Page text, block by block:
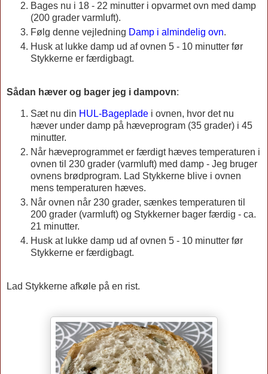
Bages nu i 18 - 22 minutter i opvarmet ovn med damp
(200 grader varmluft).
Følg denne vejledning Damp i almindelig ovn.
Husk at lukke damp ud af ovnen 5 - 10 minutter før
Stykkerne er færdigbagt.
Sådan hæver og bager jeg i dampovn:
Sæt nu din HUL-Bageplade i ovnen, hvor det nu
hæver under damp på hæveprogram (35 grader) i 45
minutter.
Når hæveprogrammet er færdigt hæves temperaturen i
ovnen til 230 grader (varmluft) med damp - Jeg bruger
ovnens brødprogram. Lad Stykkerne blive i ovnen
mens temperaturen hæves.
Når ovnen når 230 grader, sænkes temperaturen til
200 grader (varmluft) og Stykkerner bager færdig - ca.
21 minutter.
Husk at lukke damp ud af ovnen 5 - 10 minutter før
Stykkerne er færdigbagt.
Lad Stykkerne afkøle på en rist.